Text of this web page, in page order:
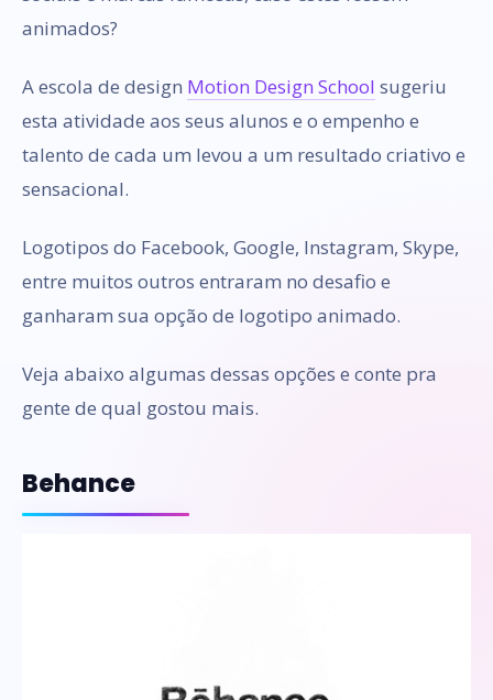
animados?
A escola de design Motion Design School sugeriu
esta atividade aos seus alunos e o empenho e
talento de cada um levou a um resultado criativo e
sensacional.
Logotipos do Facebook, Google, Instagram, Skype,
entre muitos outros entraram no desafio e
ganharam sua opção de logotipo animado.
Veja abaixo algumas dessas opções e conte pra
gente de qual gostou mais.
Behance